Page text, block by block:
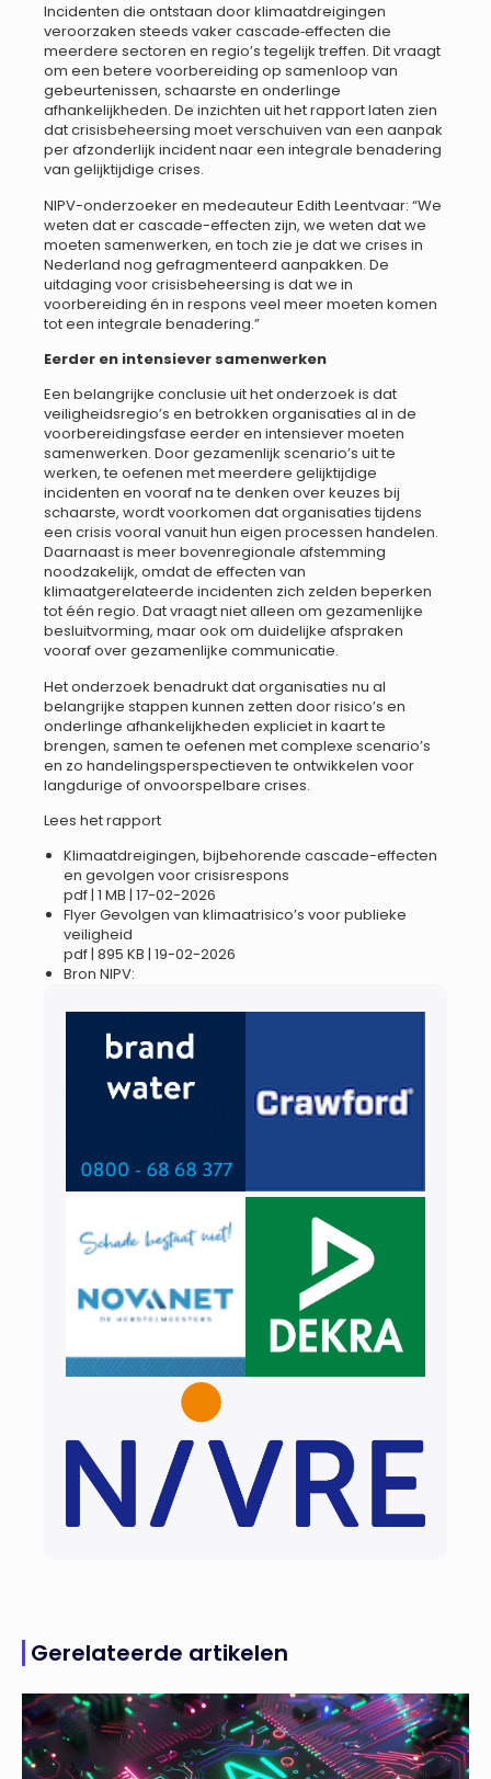
Incidenten die ontstaan door klimaatdreigingen
veroorzaken steeds vaker cascade‑effecten die
meerdere sectoren en regio’s tegelijk treffen. Dit vraagt
om een betere voorbereiding op samenloop van
gebeurtenissen, schaarste en onderlinge
afhankelijkheden. De inzichten uit het rapport laten zien
dat crisisbeheersing moet verschuiven van een aanpak
per afzonderlijk incident naar een integrale benadering
van gelijktijdige crises.
NIPV-onderzoeker en medeauteur Edith Leentvaar: “We
weten dat er cascade-effecten zijn, we weten dat we
moeten samenwerken, en toch zie je dat we crises in
Nederland nog gefragmenteerd aanpakken. De
uitdaging voor crisisbeheersing is dat we in
voorbereiding én in respons veel meer moeten komen
tot een integrale benadering.”
Eerder en intensiever samenwerken
Een belangrijke conclusie uit het onderzoek is dat
veiligheidsregio’s en betrokken organisaties al in de
voorbereidingsfase eerder en intensiever moeten
samenwerken. Door gezamenlijk scenario’s uit te
werken, te oefenen met meerdere gelijktijdige
incidenten en vooraf na te denken over keuzes bij
schaarste, wordt voorkomen dat organisaties tijdens
een crisis vooral vanuit hun eigen processen handelen.
Daarnaast is meer bovenregionale afstemming
noodzakelijk, omdat de effecten van
klimaatgerelateerde incidenten zich zelden beperken
tot één regio. Dat vraagt niet alleen om gezamenlijke
besluitvorming, maar ook om duidelijke afspraken
vooraf over gezamenlijke communicatie.
Het onderzoek benadrukt dat organisaties nu al
belangrijke stappen kunnen zetten door risico’s en
onderlinge afhankelijkheden expliciet in kaart te
brengen, samen te oefenen met complexe scenario’s
en zo handelingsperspectieven te ontwikkelen voor
langdurige of onvoorspelbare crises.
Lees het rapport
Klimaatdreigingen, bijbehorende cascade-effecten
en gevolgen voor crisisrespons
pdf | 1 MB | 17-02-2026
Flyer Gevolgen van klimaatrisico’s voor publieke
veiligheid
pdf | 895 KB | 19-02-2026
Bron NIPV:
Gerelateerde artikelen